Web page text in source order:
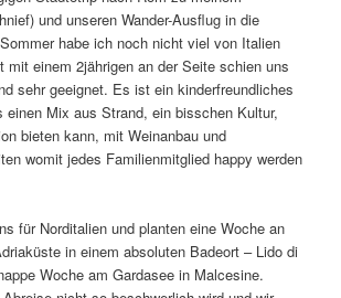
und unseren Wander-Ausflug in die
habe ich noch nicht viel von Italien
mit einem 2jährigen an der Seite schien uns
sehr geeignet. Es ist ein kinderfreundliches
einen Mix aus Strand, ein bisschen Kultur,
bieten kann, mit Weinanbau und
womit jedes Familienmitglied happy werden
für Norditalien und planten eine Woche an
in einem absoluten Badeort – Lido di
Woche am Gardasee in Malcesine.